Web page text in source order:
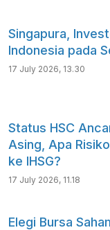
Singapura,
Indonesia pada
17 July 2026, 13.30
Status HSC
Asing, Apa
ke IHSG?
17 July 2026, 11.18
Elegi Bursa